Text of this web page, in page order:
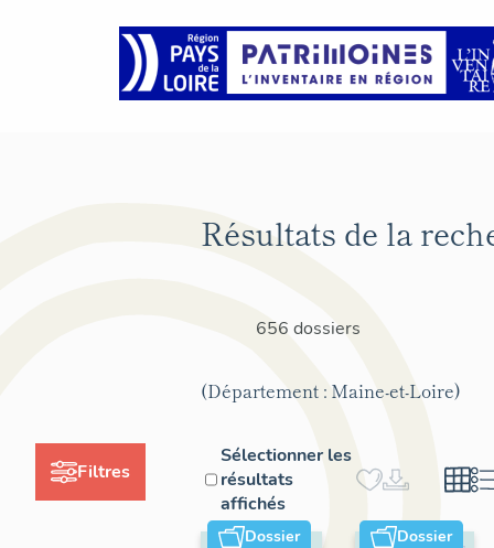
Filtres
Résultats de la
656 dossiers
(Département : Maine-et-Loire)
Sélectionner les
résultats
affichés
Dossier Dossier